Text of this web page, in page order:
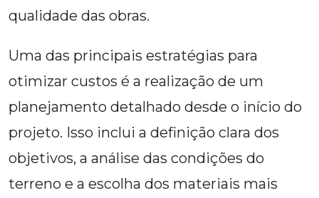
qualidade das obras.
Uma das principais estratégias para
otimizar custos é a realização de um
planejamento detalhado desde o início do
projeto. Isso inclui a definição clara dos
objetivos, a análise das condições do
terreno e a escolha dos materiais mais